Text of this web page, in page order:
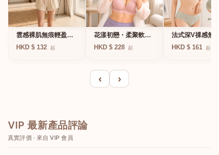
雲感裸肌無痕輕盈無
鋼圈內衣
HKD $ 132 起
花漾初戀・柔聚軟鋼
圈蕾絲內衣
HKD $ 228 起
法式深V祼感無
凍軟支撐條無鋼
HKD $ 161 起
‹ ›
VIP 最新產品評論
真實評價 · 來自 VIP 會員